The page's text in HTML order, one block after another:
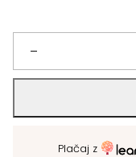
bila:
829,03 €.
746,13 €.
–
Komoda
Moto
količina
Plačaj z